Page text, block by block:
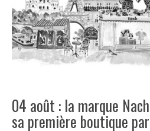
04 août : la marque
sa première boutique